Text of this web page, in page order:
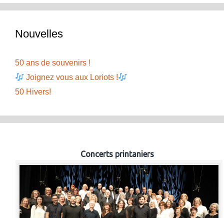
Nouvelles
50 ans de souvenirs !
Joignez vous aux Loriots !
50 Hivers!
Concerts printaniers